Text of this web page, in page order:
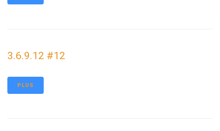
3.6.9.12 #12
PLUS